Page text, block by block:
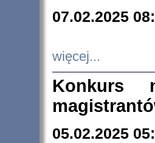
07.02.2025
więcej...
Konkurs
05.02.2025